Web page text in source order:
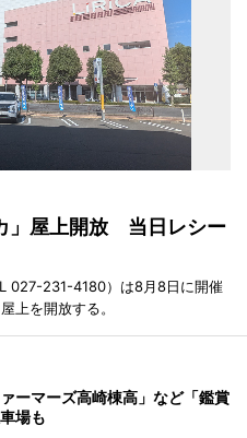
」屋上開放 当日レシー
027-231-4180）は8月8日に開催
上を開放する。
ーマーズ高崎棟高」など「鑑賞
場も